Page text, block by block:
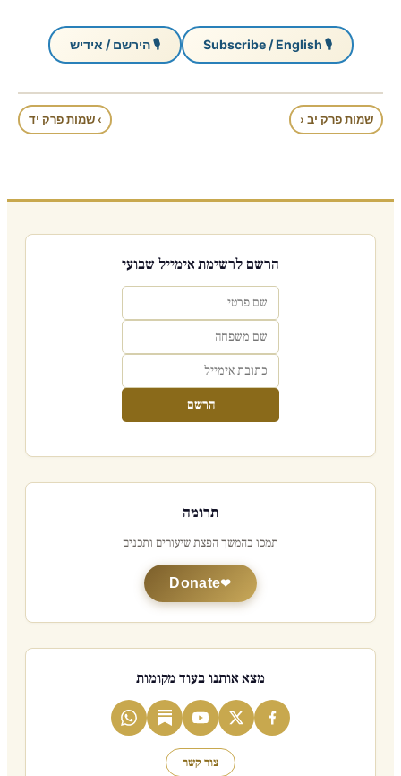
🎙 Subscribe / English 🎙 הירשם / אידיש
שמות פרק יב ‹ › שמות פרק יד
הרשם לרשימת אימייל שבועי
הרשם
תרומה
תמכו בהמשך הפצת שיעורים ותכנים
Donate
מצא אותנו בעוד מקומות
צור קשר